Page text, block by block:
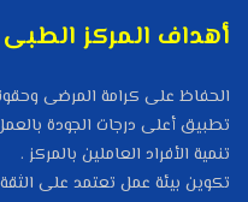
أهداف المركز الطبى
الحفاظ على كرامة المرضى
تطبيق أعلى درجات الجودة
تنمية الأفراد العاملين بالمركز .
تكوين بيئة عمل تعتمد على الثقة